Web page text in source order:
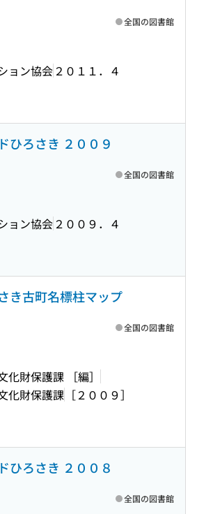
ョン協会 ２０１１．４
全国の図書館
ひろさき ２００９
ョン協会 ２００９．４
全国の図書館
き古町名標柱マップ
財保護課 ［編］
化財保護課 ［２００９］
全国の図書館
ひろさき ２００８
全国の図書館